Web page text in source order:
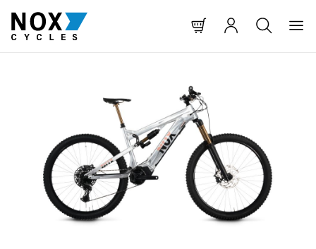
SEARCH
MAIN NAVIGATION